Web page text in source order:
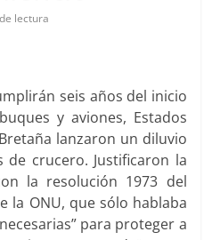
lectura
seis años del inicio
y aviones, Estados
lanzaron un diluvio
crucero. Justificaron la
la resolución 1973 del
la ONU, que sólo hablaba
para proteger a